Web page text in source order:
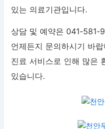
있는 의료기관입니다.
상담 및 예약은 041-581-
언제든지 문의하시기 바
진료 서비스로 인해 많은
있습니다.